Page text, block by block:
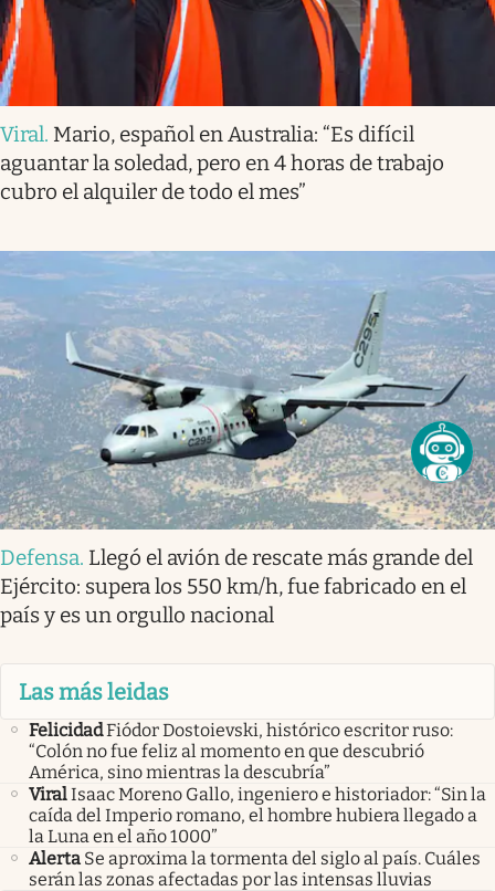
Viral. Mario, español en Australia: “Es difícil
aguantar la soledad, pero en 4 horas de trabajo
cubro el alquiler de todo el mes”
Defensa. Llegó el avión de rescate más grande del
Ejército: supera los 550 km/h, fue fabricado en el
país y es un orgullo nacional
Las más leidas
FelicidadFiódor Dostoievski, histórico escritor ruso:
“Colón no fue feliz al momento en que descubrió
América, sino mientras la descubría”
ViralIsaac Moreno Gallo, ingeniero e historiador: “Sin la
caída del Imperio romano, el hombre hubiera llegado a
la Luna en el año 1000”
Alerta Se aproxima la tormenta del siglo al país. Cuáles
serán las zonas afectadas por las intensas lluvias